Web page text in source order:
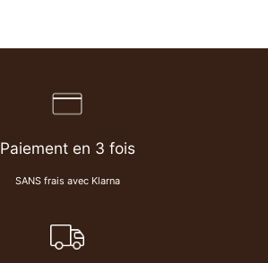
Paiement en 3 fois
SANS frais avec Klarna